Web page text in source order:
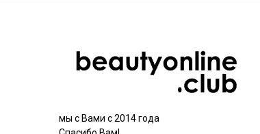
мы с Вами с 2014 года